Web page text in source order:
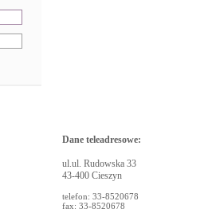
Dane teleadresowe:
ul.ul. Rudowska 33
43-400 Cieszyn
telefon: 33-8520678
fax: 33-8520678